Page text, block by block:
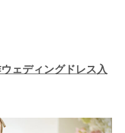
ェディングドレス入